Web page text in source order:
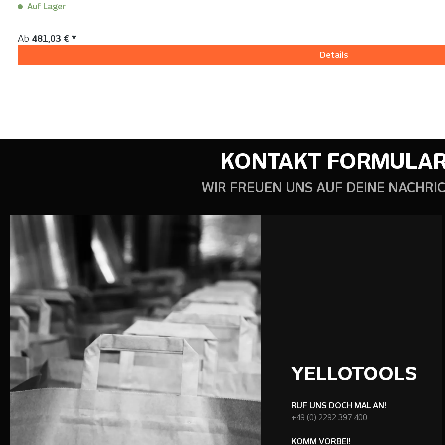
Auf Lager
Regulärer Preis:
Ab 481,03 € *
Details
KONTAKT
WIR FREUEN UNS AUF DEINE
YELLOTOOLS
RUF UNS DOCH MAL AN!
+49 (0) 2292 397 400
KOMM VORBEI!